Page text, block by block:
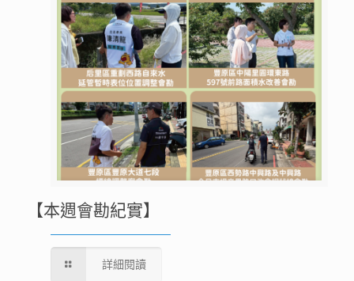
【本週會勘紀實】
詳細閱讀